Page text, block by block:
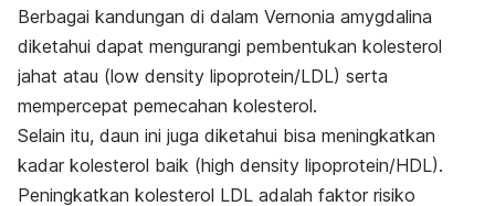
Berbagai kandungan di dalam Vernonia amygdalina
diketahui dapat mengurangi pembentukan kolesterol
jahat atau (low density lipoprotein/LDL) serta
mempercepat pemecahan kolesterol.
Selain itu, daun ini juga diketahui bisa meningkatkan
kadar kolesterol baik (high density lipoprotein/HDL).
Peningkatkan kolesterol LDL adalah faktor risiko